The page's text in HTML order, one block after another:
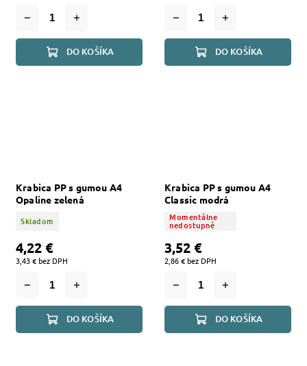
DO KOŠÍKA DO KOŠÍKA
Krabica PP s gumou A4
Opaline zelená
Skladom
3,43 € bez DPH
4,22 €
DO KOŠÍKA
Krabica PP s gumou A4
Classic modrá
Momentálne
nedostupné
2,86 € bez DPH
3,52 €
DO KOŠÍKA